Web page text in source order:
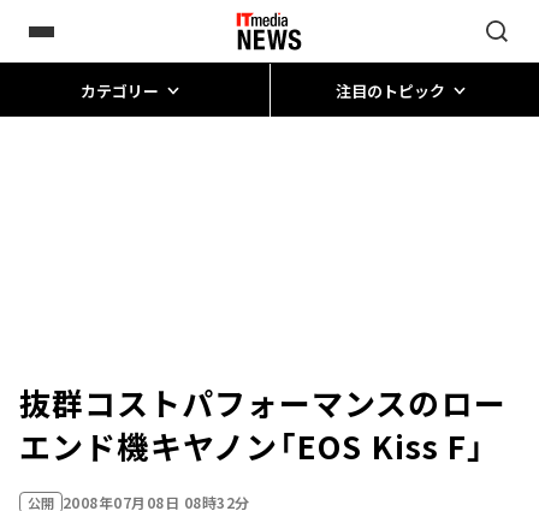
カテゴリー 注目のトピック
抜群コストパフォーマンスのロー
エンド機――キヤノン「EOS Kiss F」
公開 2008年07月08日 08時32分